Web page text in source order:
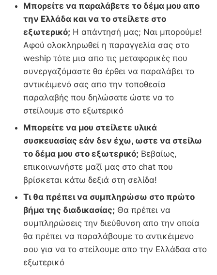
Μπορείτε να παραλάβετε το δέμα μου απο
την Ελλάδα και να το στείλετε στο
εξωτερικό; Η απάντησή μας; Ναι μπορούμε!
Αφού ολοκληρωθεί η παραγγελία σας στο
weship τότε μια απο τις μεταφορικές που
συνεργαζόμαστε θα έρθει να παραλάβει το
αντικέιμενό σας απο την τοποθεσία
παραλαβής που δηλώσατε ώστε να το
στείλουμε στο εξωτερικό
Μπορείτε να μου στείλετε υλικά
συσκευασίας εάν δεν έχω, ωστε να στείλω
το δέμα μου στο εξωτερικό; Βεβαίως,
επικοινωνήστε μαζί μας στο chat που
βρίσκεται κάτω δεξιά στη σελίδα!
Τι θα πρέπει να συμπληρώσω στο πρώτο
βήμα της διαδικασίας; Θα πρέπει να
συμπληρώσεις την διεύθυνση απο την οποία
θα πρέπει να παραλάβουμε το αντικέιμενο
σου για να το στείλουμε απο την Ελλάδαα στο
εξωτερικό